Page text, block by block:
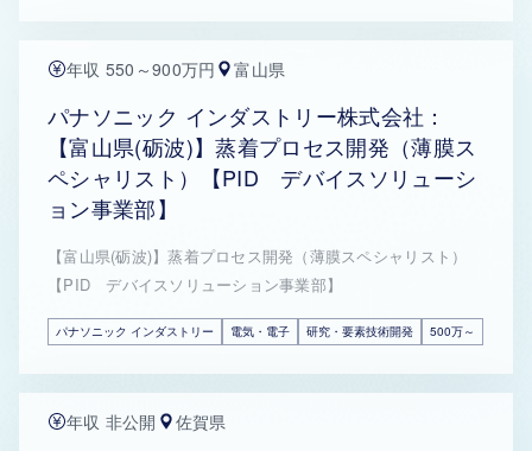
年収 550～900万円 富山県
パナソニック インダストリー株式会社：
【富山県(砺波)】蒸着プロセス開発（薄膜ス
ペシャリスト）【PID デバイスソリューシ
ョン事業部】
【富山県(砺波)】蒸着プロセス開発（薄膜スペシャリスト）
【PID デバイスソリューション事業部】
パナソニック インダストリー 電気・電子 研究・要素技術開発 500万～
年収 非公開 佐賀県